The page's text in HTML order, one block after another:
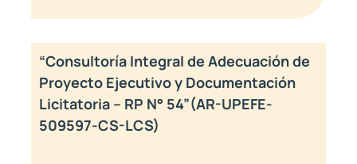
“Consultoría Integral de Adecuación de
Proyecto Ejecutivo y Documentación
Licitatoria – RP N° 54”(AR-UPEFE-
509597-CS-LCS)